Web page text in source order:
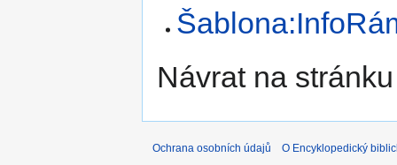
Návrat na stránku
Ochrana osobních údajů O Encyklopedický